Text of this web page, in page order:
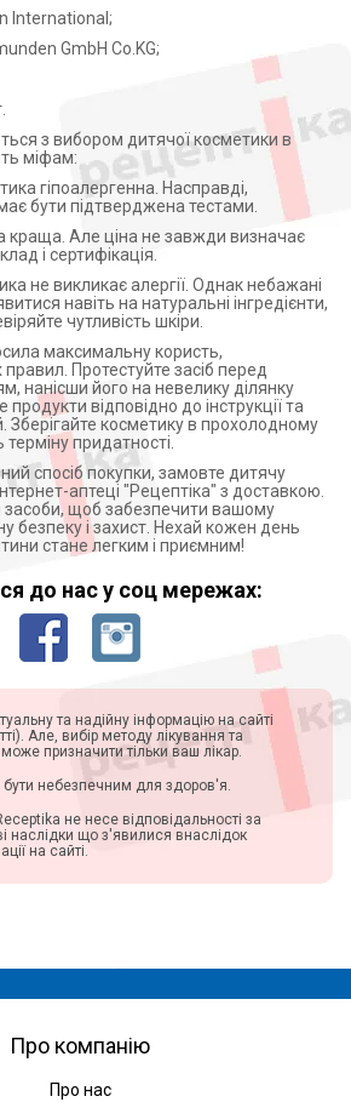
International;
GmbH Co.KG;
з вибором дитячої косметики в
міфам:
гіпоалергенна. Насправді,
бути підтверджена тестами.
краща. Але ціна не завжди визначає
і сертифікація.
не викликає алергії. Однак небажані
навіть на натуральні інгредієнти,
чутливість шкіри.
максимальну користь,
Протестуйте засіб перед
нанісши його на невелику ділянку
відповідно до інструкції та
Зберігайте косметику в прохолодному
придатності.
спосіб покупки, замовте дитячу
аптеці "Рецептіка" з доставкою.
засоби, щоб забезпечити вашому
безпеку і захист. Нехай кожен день
стане легким і приємним!
до нас у соц мережах:
та надійну інформацію на сайті
Але, вибір методу лікування та
призначити тільки ваш лікар.
небезпечним для здоров'я.
не несе відповідальності за
наслідки що з'явилися внаслідок
на сайті.
Про компанію
Про нас